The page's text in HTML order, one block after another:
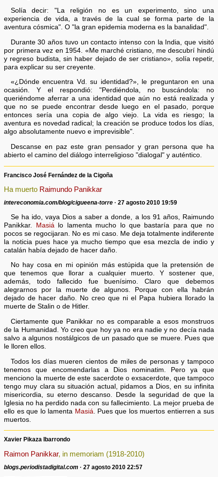
Solía decir: "La religión no es un experimento, sino una
experiencia de vida, a través de la cual se forma parte de la
aventura cósmica". O "la gran epidemia moderna es la banalidad".
Durante 30 años tuvo un contacto intenso con la India, que visitó
por primera vez en 1954. «Me marché cristiano, me descubrí hindú
y regreso budista, sin haber dejado de ser cristiano», solía repetir,
para explicar su ser creyente.
«¿Dónde encuentra Vd. su identidad?», le preguntaron en una
ocasión. Y el respondió: "Perdiéndola, no buscándola: no
queriéndome aferrar a una identidad que aún no está realizada y
que no se puede encontrar desde luego en el pasado, porque
entonces sería una copia de algo viejo. La vida es riesgo; la
aventura es novedad radical; la creación se produce todos los días,
algo absolutamente nuevo e imprevisible".
Descanse en paz este gran pensador y gran persona que ha
abierto el camino del diálogo interreligioso "dialogal" y auténtico.
Francisco José Fernández de la Cigoña
Ha muerto Raimundo Panikkar
intereconomia.com/blog/cigueena-torre · 27 agosto 2010 19:59
Se ha ido, vaya Dios a saber a donde, a los 91 años, Raimundo
Panikkar.
Masiá lo lamenta mucho lo que bastaría para que no
pocos se regocijaran. No es mi caso. Me deja totalmente indiferente
la noticia pues hace ya mucho tiempo que esa mezcla de indio y
catalán había dejado de hacer daño.
No hay cosa en mi opinión más estúpida que la pretensión de
que tenemos que llorar a cualquier muerto. Y sostener que,
además, todo fallecido fue buenísimo. Claro que debemos
alegrarnos por la muerte de algunos. Porque con ella habrán
dejado de hacer daño. No creo que ni el Papa hubiera llorado la
muerte de Stalin o de Hitler.
Ciertamente que Panikkar no es comparable a esos monstruos
de la Humanidad. Yo creo que hoy ya no era nadie y no decía nada
salvo a algunos nostálgicos de un pasado que se muere. Pues que
le lloren ellos.
Todos los días mueren cientos de miles de personas y tampoco
tenemos que encomendarlas a Dios nominatim. Pero ya que
menciono la muerte de este sacerdote o exsacerdote, que tampoco
tengo muy clara su situación actual, pidamos a Dios, en su infinita
misericordia, su eterno descanso. Desde la seguridad de que la
Iglesia no ha perdido nada con su fallecimiento. La mejor prueba de
ello es que lo lamenta Masiá . Pues que los muertos entierren a sus
muertos.
Xavier Pikaza Ibarrondo
Raimon Panikkar, in memoriam (1918-2010)
blogs.periodistadigital.com · 27 agosto 2010 22:57